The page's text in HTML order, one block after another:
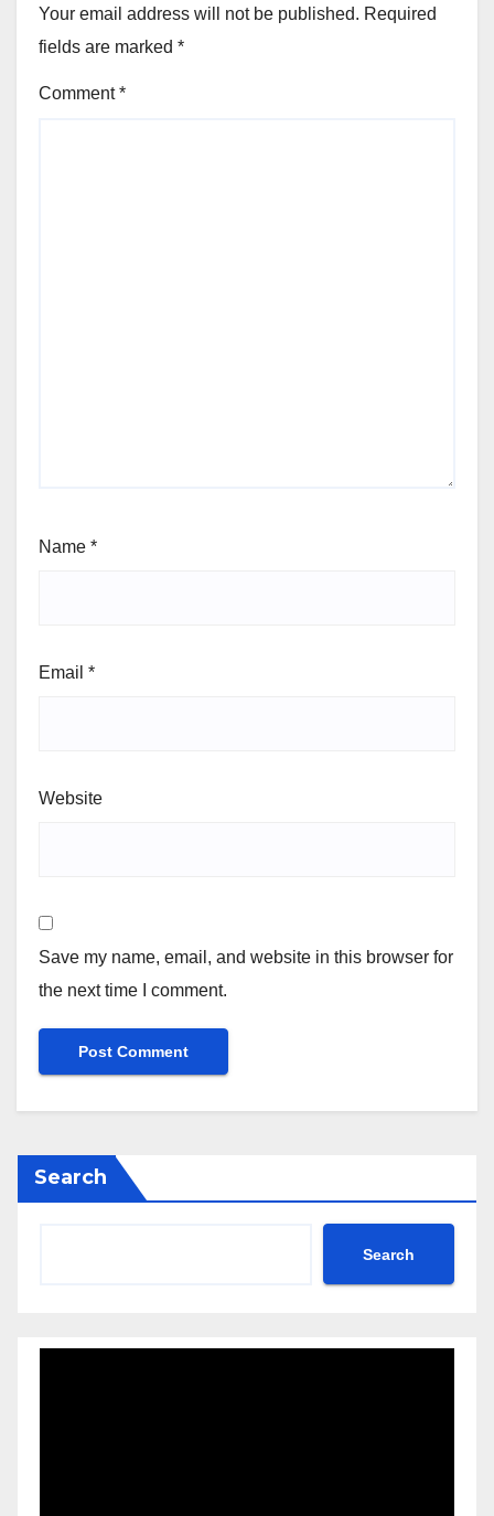
Your email address will not be published. Required
fields are marked *
Comment*
Name *
Email *
Website
Save my name, email, and website in this browser for
the next time I comment.
Search
Search